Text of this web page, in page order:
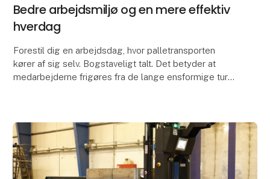
Bedre arbejdsmiljø og en mere effektiv
hverdag
Forestil dig en arbejdsdag, hvor palletransporten
kører af sig selv. Bogstaveligt talt. Det betyder at
medarbejderne frigøres fra de lange ensformige ture